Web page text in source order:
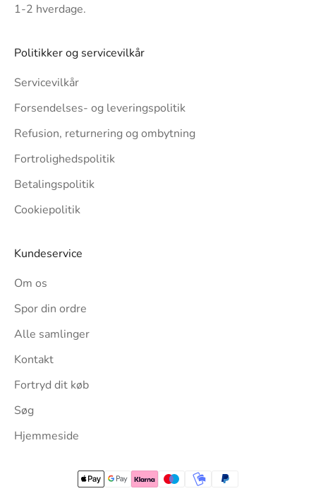
1-2 hverdage.
Politikker og servicevilkår
Servicevilkår
Forsendelses- og leveringspolitik
Refusion, returnering og ombytning
Fortrolighedspolitik
Betalingspolitik
Cookiepolitik
Kundeservice
Om os
Spor din ordre
Alle samlinger
Kontakt
Fortryd dit køb
Søg
Hjemmeside